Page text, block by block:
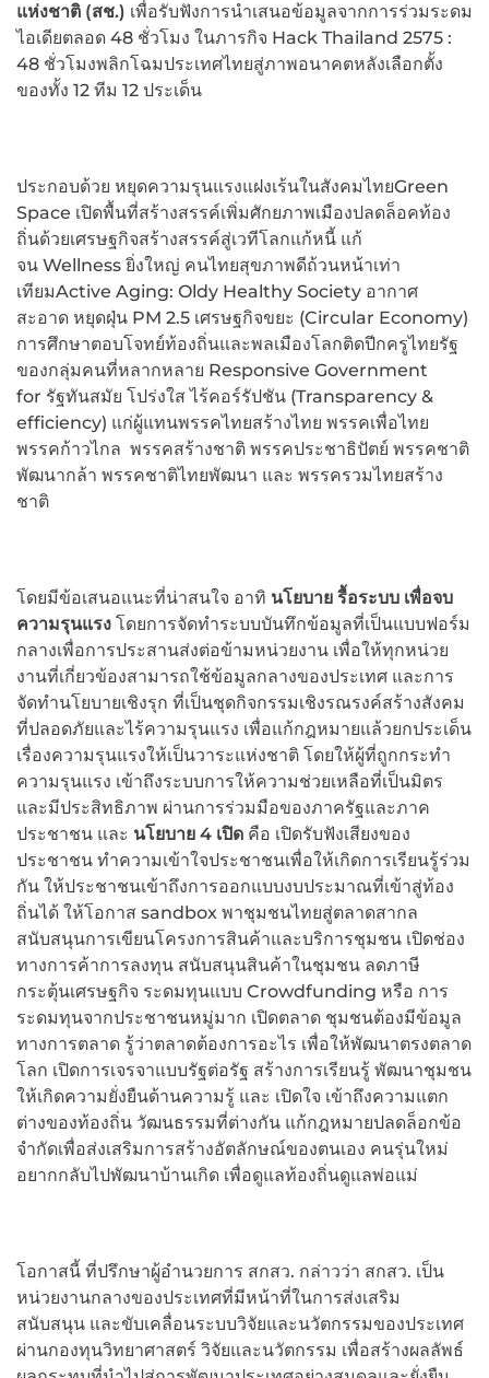
แห่งชาติ (สช.) เพื่อรับฟังการนำเสนอข้อมูลจากการร่วมระดม
ไอเดียตลอด 48 ชั่วโมง ในภารกิจ Hack Thailand 2575 :
48 ชั่วโมงพลิกโฉมประเทศไทยสู่ภาพอนาคตหลังเลือกตั้ง
ของทั้ง 12 ทีม 12 ประเด็น
ประกอบด้วย หยุดความรุนแรงแฝงเร้นในสังคมไทยGreen
Space เปิดพื้นที่สร้างสรรค์เพิ่มศักยภาพเมืองปลดล็อคท้อง
ถิ่นด้วยเศรษฐกิจสร้างสรรค์สู่เวทีโลกแก้หนี้ แก้
จน Wellness ยิ่งใหญ่ คนไทยสุขภาพดีถ้วนหน้าเท่า
เทียมActive Aging: Oldy Healthy Society อากาศ
สะอาด หยุดฝุ่น PM 2.5 เศรษฐกิจขยะ (Circular Economy)
การศึกษาตอบโจทย์ท้องถิ่นและพลเมืองโลกติดปีกครูไทยรัฐ
ของกลุ่มคนที่หลากหลาย Responsive Government
for รัฐทันสมัย โปร่งใส ไร้คอร์รัปชัน (Transparency &
efficiency) แก่ผู้แทนพรรคไทยสร้างไทย พรรคเพื่อไทย
พรรคก้าวไกล พรรคสร้างชาติ พรรคประชาธิปัตย์ พรรคชาติ
พัฒนากล้า พรรคชาติไทยพัฒนา และ พรรครวมไทยสร้าง
ชาติ
โดยมีข้อเสนอแนะที่น่าสนใจ อาทิ นโยบาย รื้อระบบ เพื่อจบ
ความรุนแรง โดยการจัดทำระบบบันทึกข้อมูลที่เป็นแบบฟอร์ม
กลางเพื่อการประสานส่งต่อข้ามหน่วยงาน เพื่อให้ทุกหน่วย
งานที่เกี่ยวข้องสามารถใช้ข้อมูลกลางของประเทศ และการ
จัดทำนโยบายเชิงรุก ที่เป็นชุดกิจกรรมเชิงรณรงค์สร้างสังคม
ที่ปลอดภัยและไร้ความรุนแรง เพื่อแก้กฎหมายแล้วยกประเด็น
เรื่องความรุนแรงให้เป็นวาระแห่งชาติ โดยให้ผู้ที่ถูกกระทำ
ความรุนแรง เข้าถึงระบบการให้ความช่วยเหลือที่เป็นมิตร
และมีประสิทธิภาพ ผ่านการร่วมมือของภาครัฐและภาค
ประชาชน และ นโยบาย 4 เปิด คือ เปิดรับฟังเสียงของ
ประชาชน ทำความเข้าใจประชาชนเพื่อให้เกิดการเรียนรู้ร่วม
กัน ให้ประชาชนเข้าถึงการออกแบบงบประมาณที่เข้าสู่ท้อง
ถิ่นได้ ให้โอกาส sandbox พาชุมชนไทยสู่ตลาดสากล
สนับสนุนการเขียนโครงการสินค้าและบริการชุมชน เปิดช่อง
ทางการค้าการลงทุน สนับสนุนสินค้าในชุมชน ลดภาษี
กระตุ้นเศรษฐกิจ ระดมทุนแบบ Crowdfunding หรือ การ
ระดมทุนจากประชาชนหมู่มาก เปิดตลาด ชุมชนต้องมีข้อมูล
ทางการตลาด รู้ว่าตลาดต้องการอะไร เพื่อให้พัฒนาตรงตลาด
โลก เปิดการเจรจาแบบรัฐต่อรัฐ สร้างการเรียนรู้ พัฒนาชุมชน
ให้เกิดความยั่งยืนด้านความรู้ และ เปิดใจ เข้าถึงความแตก
ต่างของท้องถิ่น วัฒนธรรมที่ต่างกัน แก้กฎหมายปลดล็อกข้อ
จำกัดเพื่อส่งเสริมการสร้างอัตลักษณ์ของตนเอง คนรุ่นใหม่
อยากกลับไปพัฒนาบ้านเกิด เพื่อดูแลท้องถิ่นดูแลพ่อแม่
โอกาสนี้ ที่ปรึกษาผู้อำนวยการ สกสว. กล่าวว่า สกสว. เป็น
หน่วยงานกลางของประเทศที่มีหน้าที่ในการส่งเสริม
สนับสนุน และขับเคลื่อนระบบวิจัยและนวัตกรรมของประเทศ
ผ่านกองทุนวิทยาศาสตร์ วิจัยและนวัตกรรม เพื่อสร้างผลลัพธ์